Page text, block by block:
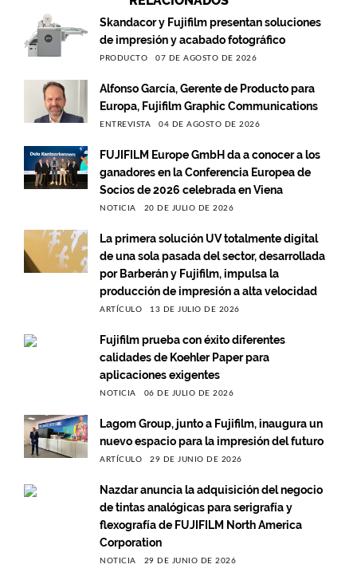
Skandacor y Fujifilm presentan soluciones
de impresión y acabado fotográfico
PRODUCTO 07 DE AGOSTO DE 2026
Alfonso García, Gerente de Producto para
Europa, Fujifilm Graphic Communications
ENTREVISTA 04 DE AGOSTO DE 2026
FUJIFILM Europe GmbH da a conocer a los
ganadores en la Conferencia Europea de
Socios de 2026 celebrada en Viena
NOTICIA 20 DE JULIO DE 2026
La primera solución UV totalmente digital
de una sola pasada del sector, desarrollada
por Barberán y Fujifilm, impulsa la
producción de impresión a alta velocidad
ARTÍCULO 13 DE JULIO DE 2026
Fujifilm prueba con éxito diferentes
calidades de Koehler Paper para
aplicaciones exigentes
NOTICIA 06 DE JULIO DE 2026
Lagom Group, junto a Fujifilm, inaugura un
nuevo espacio para la impresión del futuro
ARTÍCULO 29 DE JUNIO DE 2026
Nazdar anuncia la adquisición del negocio
de tintas analógicas para serigrafía y
flexografía de FUJIFILM North America
Corporation
NOTICIA 29 DE JUNIO DE 2026